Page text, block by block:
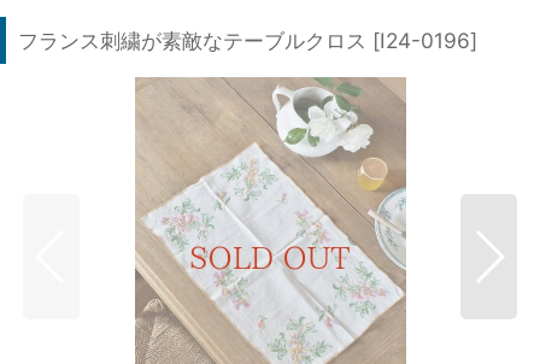
フランス刺繍が素敵なテーブルクロス [I24-0196]